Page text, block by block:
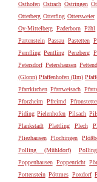
Osthofen Ostrach Östringen
Otterberg Otterfing Ottersweier
Oy-Mittelberg Paderborn Pähl
Partenstein Passau Pastetten
Pemfling Pentling Penzberg
Petersdorf Petershausen
(Glonn) Pfaffenhofen (Ilm)
Pfarrkirchen Pfarrweisach
Pforzheim
Pfreimd
Piding Pielenhofen Pilsach
Plankstadt
Plattling Plech
Pliezhausen
Plochingen
Polling (Mühldorf)
Poppenhausen Poppenricht
Pottenstein Pöttmes Poxdorf